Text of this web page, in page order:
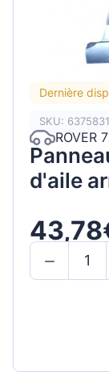
Dernière
SKU:
ROVER
d'aile